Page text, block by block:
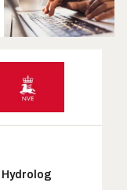
Hydrolog